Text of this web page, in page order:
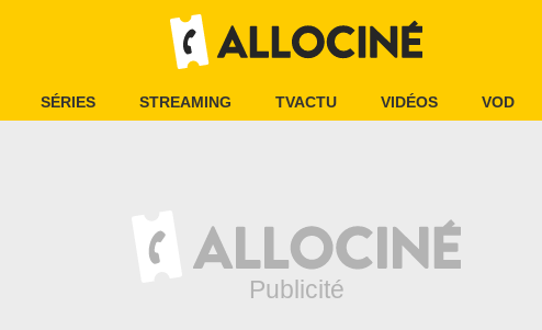
SÉRIES STREAMING TVACTU VIDÉOS VOD